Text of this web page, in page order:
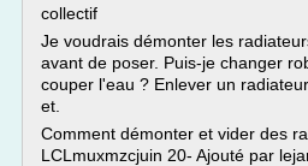
collectif
Je voudrais démonter les
avant de poser. Puis-je changer
couper l'eau ? Enlever un
et.
Comment démonter et vider des
LCLmuxmzcjuin 20- Ajouté par